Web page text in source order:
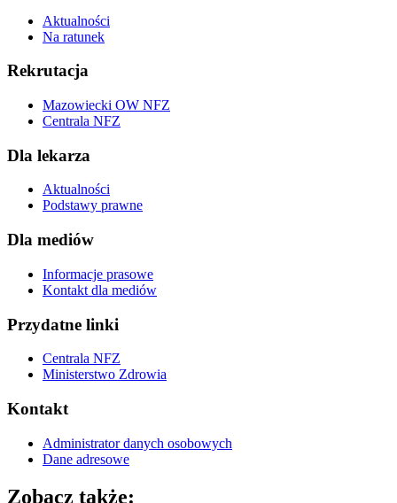
Aktualności
Na ratunek
Rekrutacja
Mazowiecki OW NFZ
Centrala NFZ
Dla lekarza
Aktualności
Podstawy prawne
Dla mediów
Informacje prasowe
Kontakt dla mediów
Przydatne linki
Centrala NFZ
Ministerstwo Zdrowia
Kontakt
Administrator danych osobowych
Dane adresowe
Zobacz także: